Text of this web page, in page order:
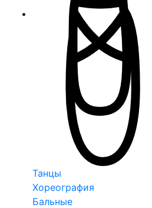
Танцы
Хореография
Бальные